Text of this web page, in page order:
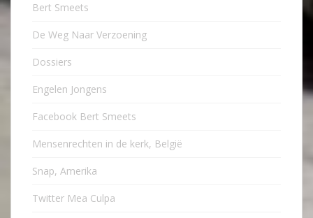
Bert Smeets
De Weg Naar Verzoening
Dossiers
Engelen Jongens
Facebook Bert Smeets
Mensenrechten in de kerk, België
Snap, Amerika
Twitter Mea Culpa